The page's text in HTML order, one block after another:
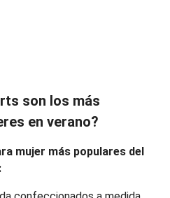
son los más
en verano?
mujer más populares del